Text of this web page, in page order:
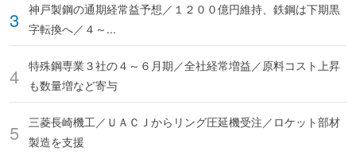
神戸製鋼の通期経常益予想／１２００億円維持、鉄鋼は下期黒
字転換へ／４～...
特殊鋼専業３社の４～６月期／全社経常増益／原料コスト上昇
も数量増など寄与
三菱長崎機工／ＵＡＣＪからリング圧延機受注／ロケット部材
製造を支援